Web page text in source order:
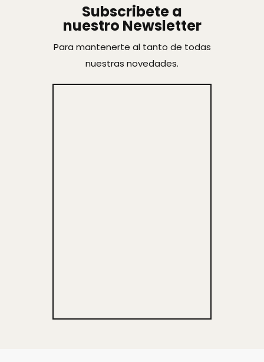
Subscribete a
nuestro Newsletter
Para mantenerte al tanto de todas
nuestras novedades.